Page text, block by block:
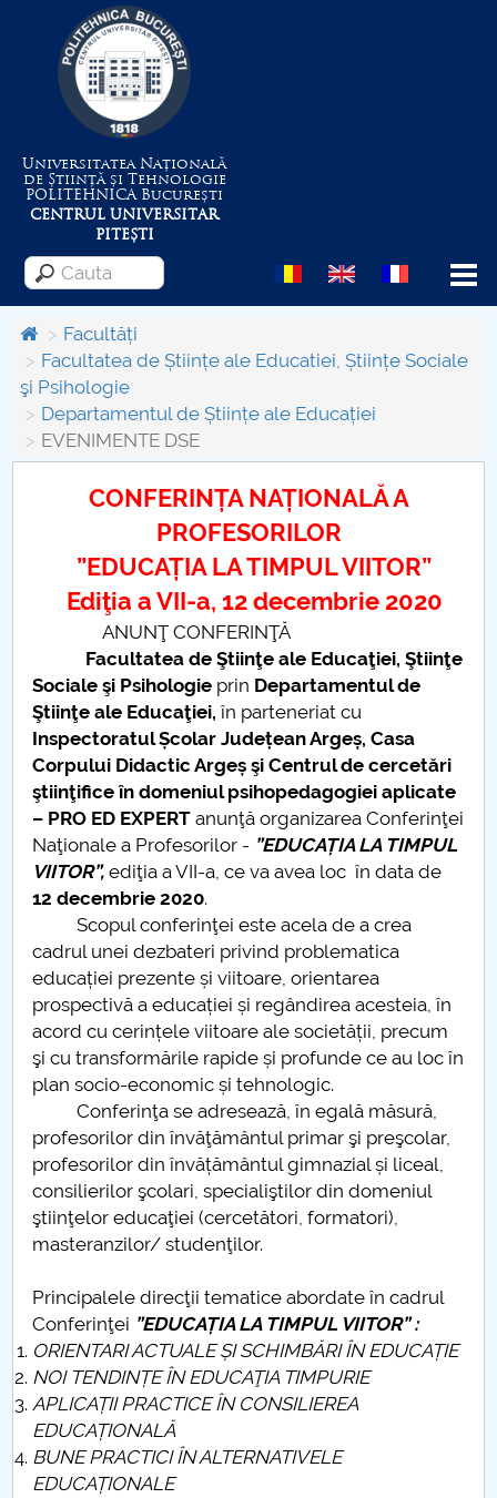
Universitatea Națională
de Știință și Tehnologie
POLITEHNICABucurești
CENTRUL UNIVERSITAR
PITEȘTI
Menu
Despre Universitate
Centrul de Management al Proiectelor
Consiliul de Administratie
Admitere
Români de pretutindeni - ADMITERE
Senat
Facultăți
Studenți
Ghiduri pentru STUDENȚI
Relații Publice
Relații Internaționale
PNRR
Proiect PRIM STUD
Proiect SU-ETIC
Protecția datelor personale
UNIVERSITATE pentru comunitate
IOSUD/CSUD-Doctorate
Comisie de etica unversitară
Evenimente CUP
Accesibilitate pentru studenții cu dizabilități
Facultăți
Facultatea de Științe ale Educatiei, Științe Sociale
şi Psihologie
Departamentul de Științe ale Educației
EVENIMENTE DSE
CONFERINȚA NAȚIONALĂ A
PROFESORILOR
”EDUCAȚIA LA TIMPUL VIITOR”
Ediţia a VII-a, 12 decembrie 2020
ANUNŢ CONFERINŢĂ
Facultatea de Ştiinţe ale Educaţiei, Ştiinţe
Sociale şi Psihologie prin Departamentul de
Ştiinţe ale Educaţiei,în parteneriat cu
Inspectoratul Școlar Județean Argeș, Casa
Corpului Didactic Argeș şi Centrul de cercetări
ştiinţifice în domeniul psihopedagogiei aplicate
– PRO ED EXPERTanunţă organizarea Conferinţei
Naţionale a Profesorilor - ”EDUCAȚIA LA TIMPUL
VIITOR”, ediţia a VII-a, ce va avea loc în data de
12 decembrie 2020.
Scopul conferinţei este acela de a crea
cadrul unei dezbateri privind problematica
educației prezente și viitoare, orientarea
prospectivă a educației și regândirea acesteia, în
acord cu cerințele viitoare ale societății, precum
şi cu transformările rapide și profunde ce au loc în
plan socio-economic și tehnologic.
Conferinţa se adresează, în egală măsură,
profesorilor din învăţământul primar şi preşcolar,
profesorilor din învățământul gimnazial și liceal,
consilierilor şcolari, specialiştilor din domeniul
ştiinţelor educaţiei (cercetători, formatori),
masteranzilor/ studenţilor.
Principalele direcţii tematice abordate în cadrul
Conferinţei ”EDUCAȚIA LA TIMPUL VIITOR” :
ORIENTARI ACTUALE ȘI SCHIMBĂRI ÎN EDUCAȚIE
NOI TENDINȚE ÎN EDUCAŢIA TIMPURIE
APLICAȚII PRACTICE ÎN CONSILIEREA
EDUCAȚIONALĂ
BUNE PRACTICI ÎN ALTERNATIVELE
EDUCAȚIONALE